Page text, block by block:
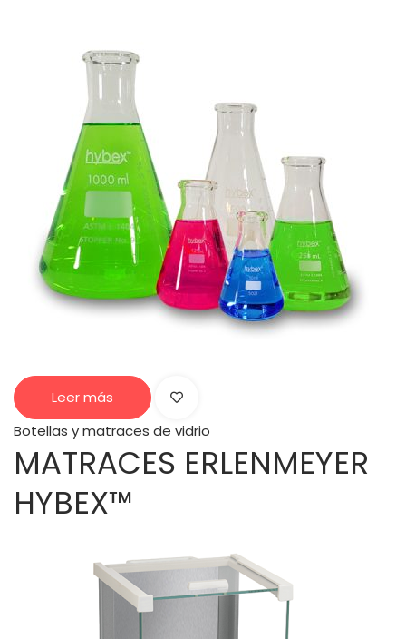
Leer más
Botellas y matraces de vidrio
MATRACES ERLENMEYER
HYBEX™